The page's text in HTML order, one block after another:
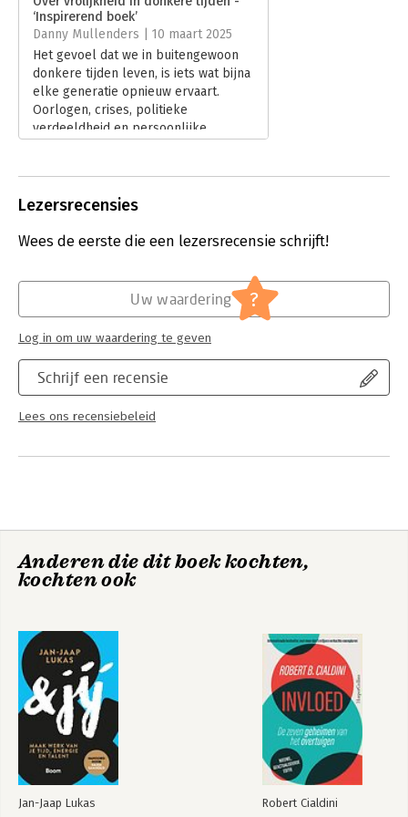
Hoofdrubriek: Persoonlijke effectiviteit
‘Inspirerend boek’
Danny Mullenders | 10 maart 2025
Het gevoel dat we in buitengewoon
donkere tijden leven, is iets wat bijna
elke generatie opnieuw ervaart.
Oorlogen, crises, politieke
verdeeldheid en persoonlijke
Lees verder
Lezersrecensies
Wees de eerste die een lezersrecensie schrijft!
Schrijf een recensie
Lees ons recensiebeleid
Uw waardering ?
Log in om uw waardering te geven
Anderen die dit boek kochten,
kochten ook
Jan-Jaap Lukas Robert Cialdini